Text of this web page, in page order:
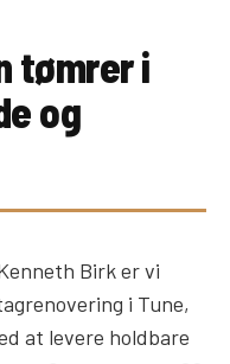
tømrer i
og
Birk er vi
i Tune,
at levere holdbare